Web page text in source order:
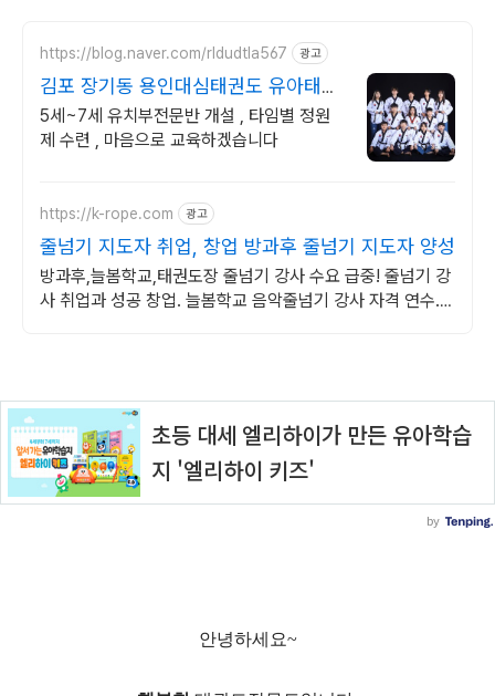
https://blog.naver.com/rldudtla567 광고
김포 장기동 용인대심태권도 유아태권
도,줄넘기,인성교육
5세~7세 유치부전문반 개설 , 타임별 정원
제 수련 , 마음으로 교육하겠습니다
https://k-rope.com 광고
줄넘기 지도자 취업, 창업 방과후 줄넘기 지도자 양성
방과후,늘봄학교,태권도장 줄넘기 강사 수요 급중! 줄넘기 강
사 취업과 성공 창업. 늘봄학교 음악줄넘기 강사 자격 연수.
안녕하세요~